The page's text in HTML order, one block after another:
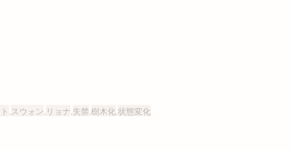
スウォン リョナ 失禁 樹木化状態変化